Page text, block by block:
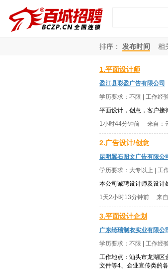
排序： 发布时间 相
1.平面设计师
盈江县彩盈广告有限公司
学历要求： 不限 | 工作经
平面设计，创意，客户接
1小时44分钟前 来自：
2.广告设计/创意
昆明翼石图文广告有限公
学历要求： 大专以上 | 工
本公司诚聘设计师及设计
1天2小时13分钟前 来自
3.平面设计企划
广东绮瑞制衣实业有限公
学历要求： 不限 | 工作经
工作地点：汕头市龙湖区
文件等4、企业宣传类的